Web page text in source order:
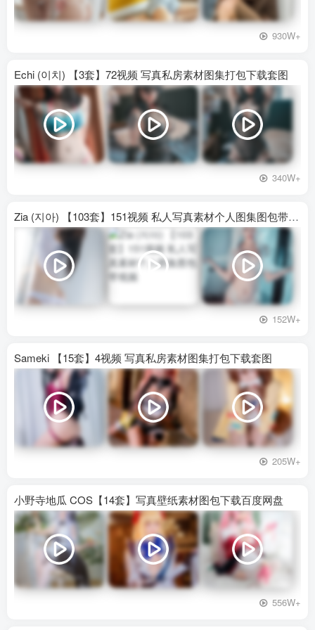
930W+
Echi (이치) 【3套】72视频 写真私房素材图集打包下载套图
340W+
Zia (지아) 【103套】151视频 私人写真素材个人图集图包带视频
152W+
Sameki 【15套】4视频 写真私房素材图集打包下载套图
205W+
小野寺地瓜 COS【14套】写真壁纸素材图包下载百度网盘
556W+